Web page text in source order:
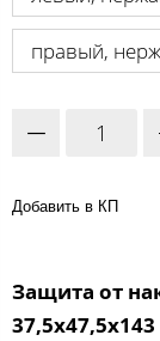
правый,
Добавить в КП
Защита от
37,5х47,5х143